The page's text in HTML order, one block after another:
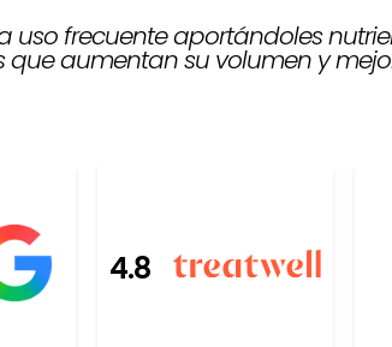
uso frecuente aportándoles
que aumentan su volumen y
4.8